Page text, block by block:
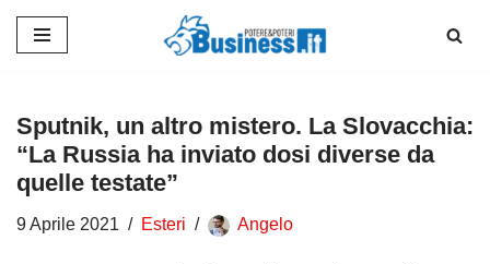
contenuto
Sputnik, un altro mistero. La Slovacchia:
“La Russia ha inviato dosi diverse da
quelle testate”
9 Aprile 2021 Esteri Angelo